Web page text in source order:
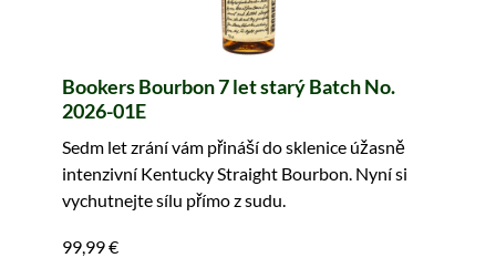
Bookers Bourbon 7 let starý Batch No.
2026-01E
Sedm let zrání vám přináší do sklenice úžasně
intenzivní Kentucky Straight Bourbon. Nyní si
vychutnejte sílu přímo z sudu.
99,99 €